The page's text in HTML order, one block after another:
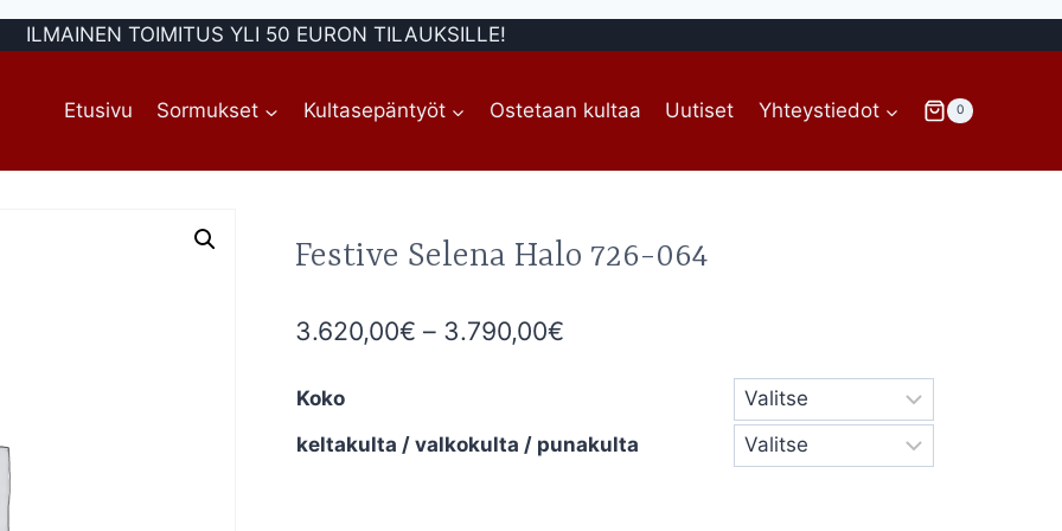
ILMAINEN TOIMITUS YLI 50 EURON TILAUKSILLE!
Etusivu Sormukset Kultasepäntyöt Ostetaan kultaa Uutiset Yhteystiedot 0
Festive Selena Halo 726-064
3.620,00€ – 3.790,00€Hintaluokka:
3.790,00€
Koko
keltakulta / valkokulta / punakulta